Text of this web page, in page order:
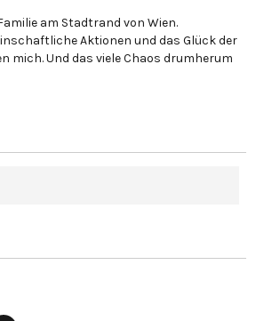
am Stadtrand von Wien.
Aktionen und das Glück der
mich. Und das viele Chaos drumherum